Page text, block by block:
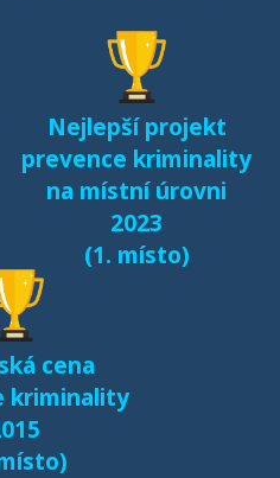
k
.
Nejlepší projekt
prevence kriminality
na místní úrovni
2023
(1. místo)
cena
kriminality